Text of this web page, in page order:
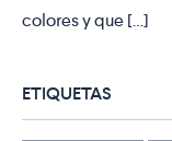
colores y que […]
ETIQUETAS